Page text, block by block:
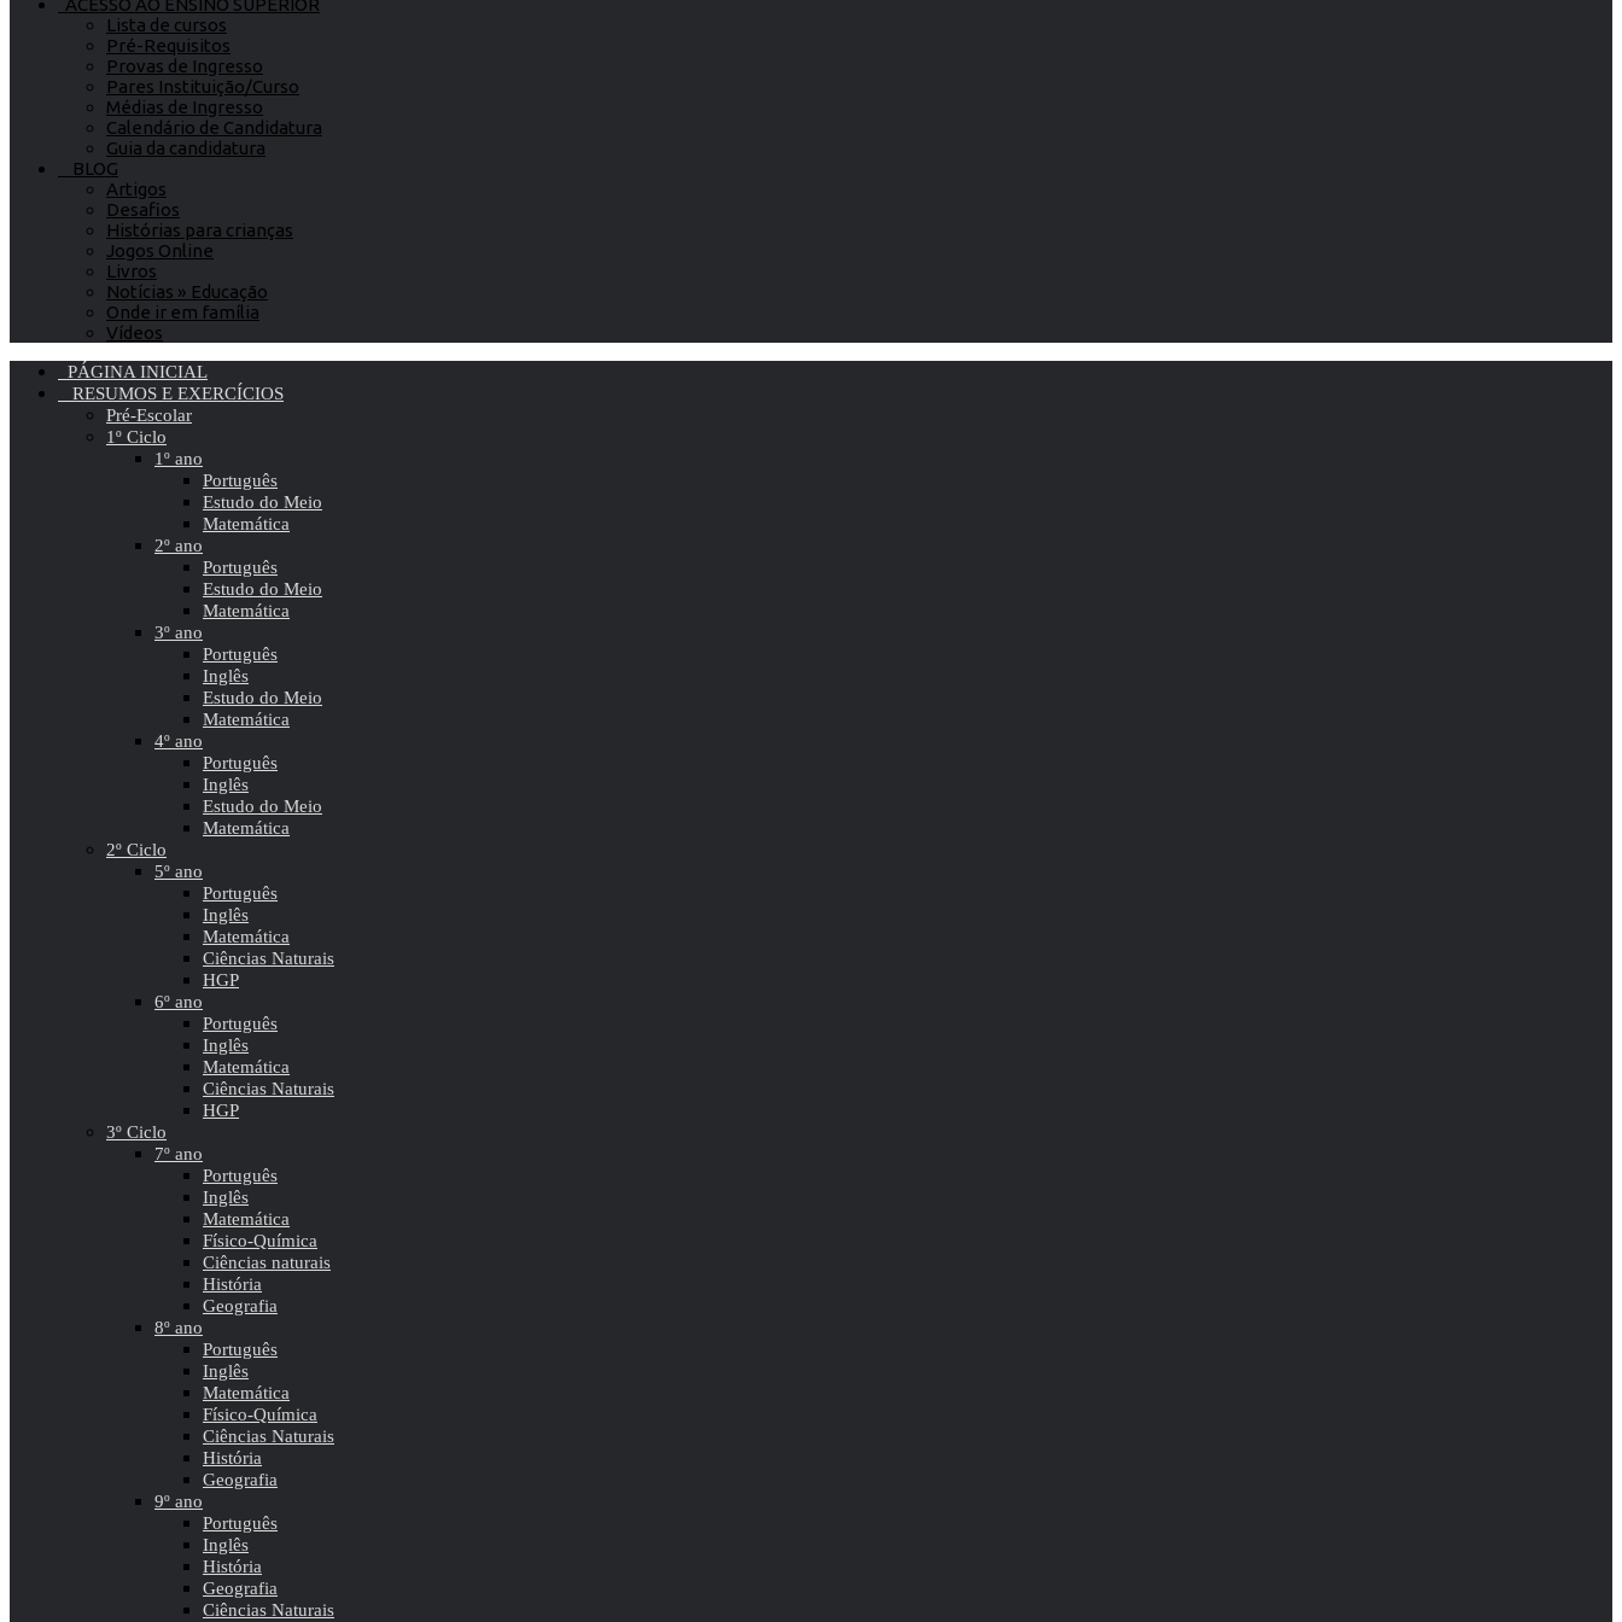
ACESSO AO ENSINO SUPERIOR
Lista de cursos
Pré-Requisitos
Provas de Ingresso
Pares Instituição/Curso
Médias de Ingresso
Calendário de Candidatura
Guia da candidatura
BLOG
Artigos
Desafios
Histórias para crianças
Jogos Online
Livros
Notícias » Educação
Onde ir em família
Vídeos
PÁGINA INICIAL
RESUMOS E EXERCÍCIOS
Pré-Escolar
1º Ciclo
1º ano
Português
Estudo do Meio
Matemática
2º ano
Português
Estudo do Meio
Matemática
3º ano
Português
Inglês
Estudo do Meio
Matemática
4º ano
Português
Inglês
Estudo do Meio
Matemática
2º Ciclo
5º ano
Português
Inglês
Matemática
Ciências Naturais
HGP
6º ano
Português
Inglês
Matemática
Ciências Naturais
HGP
3º Ciclo
7º ano
Português
Inglês
Matemática
Físico-Química
Ciências naturais
História
Geografia
8º ano
Português
Inglês
Matemática
Físico-Química
Ciências Naturais
História
Geografia
9º ano
Português
Inglês
História
Geografia
Ciências Naturais